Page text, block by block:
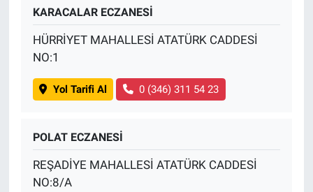
KARACALAR ECZANESİ
HÜRRİYET MAHALLESİ ATATÜRK CADDESİ
NO:1
Yol Tarifi Al 0 (346) 311 54 23
POLAT ECZANESİ
REŞADİYE MAHALLESİ ATATÜRK CADDESİ
NO:8/A